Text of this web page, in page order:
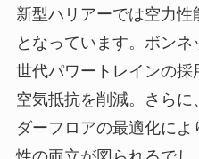
新型ハリアーでは空力
となっています。ボン
世代パワートレインの
空気抵抗を削減。さら
ダーフロアの最適化に